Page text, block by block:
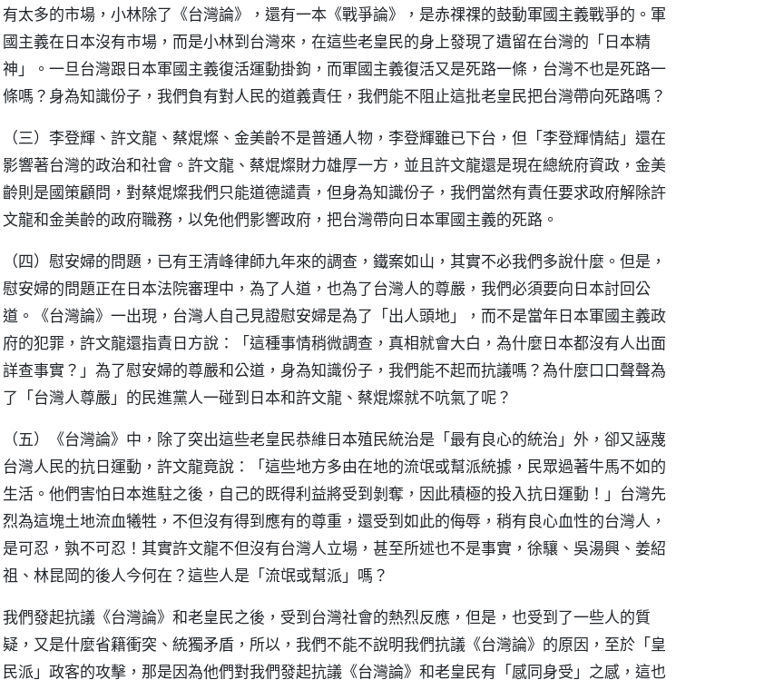
有太多的市場，小林除了《台灣論》，還有一本《戰爭論》，是赤祼祼的鼓動軍國主義戰爭的。軍
國主義在日本沒有市場，而是小林到台灣來，在這些老皇民的身上發現了遺留在台灣的「日本精
神」。一旦台灣跟日本軍國主義復活運動掛鉤，而軍國主義復活又是死路一條，台灣不也是死路一
條嗎？身為知識份子，我們負有對人民的道義責任，我們能不阻止這批老皇民把台灣帶向死路嗎？
（三）李登輝、許文龍、蔡焜燦、金美齡不是普通人物，李登輝雖已下台，但「李登輝情結」還在
影響著台灣的政治和社會。許文龍、蔡焜燦財力雄厚一方，並且許文龍還是現在總統府資政，金美
齡則是國策顧問，對蔡焜燦我們只能道德譴責，但身為知識份子，我們當然有責任要求政府解除許
文龍和金美齡的政府職務，以免他們影響政府，把台灣帶向日本軍國主義的死路。
（四）慰安婦的問題，已有王清峰律師九年來的調查，鐵案如山，其實不必我們多說什麼。但是，
慰安婦的問題正在日本法院審理中，為了人道，也為了台灣人的尊嚴，我們必須要向日本討回公
道。《台灣論》一出現，台灣人自己見證慰安婦是為了「出人頭地」，而不是當年日本軍國主義政
府的犯罪，許文龍還指責日方說：「這種事情稍微調查，真相就會大白，為什麼日本都沒有人出面
詳查事實？」為了慰安婦的尊嚴和公道，身為知識份子，我們能不起而抗議嗎？為什麼口口聲聲為
了「台灣人尊嚴」的民進黨人一碰到日本和許文龍、蔡焜燦就不吭氣了呢？
（五）《台灣論》中，除了突出這些老皇民恭維日本殖民統治是「最有良心的統治」外，卻又誣蔑
台灣人民的抗日運動，許文龍竟說：「這些地方多由在地的流氓或幫派統據，民眾過著牛馬不如的
生活。他們害怕日本進駐之後，自己的既得利益將受到剝奪，因此積極的投入抗日運動！」台灣先
烈為這塊土地流血犧牲，不但沒有得到應有的尊重，還受到如此的侮辱，稍有良心血性的台灣人，
是可忍，孰不可忍！其實許文龍不但沒有台灣人立場，甚至所述也不是事實，徐驤、吳湯興、姜紹
祖、林昆岡的後人今何在？這些人是「流氓或幫派」嗎？
我們發起抗議《台灣論》和老皇民之後，受到台灣社會的熱烈反應，但是，也受到了一些人的質
疑，又是什麼省籍衝突、統獨矛盾，所以，我們不能不說明我們抗議《台灣論》的原因，至於「皇
民派」政客的攻擊，那是因為他們對我們發起抗議《台灣論》和老皇民有「感同身受」之感，這也